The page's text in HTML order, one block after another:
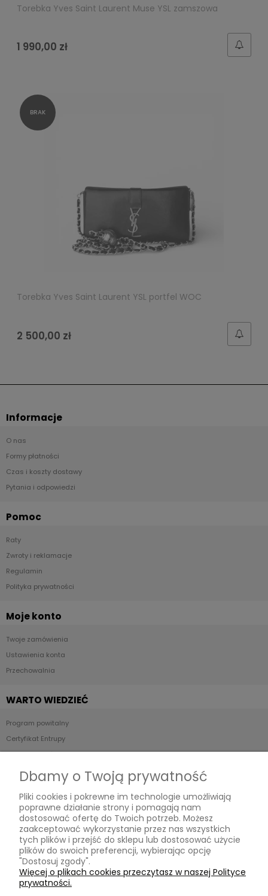
Torebka Yves Saint Laurent Muse YSL zamszowa
1 990,00 zł
Torebka Yves Saint Laurent YSL portfel WOC
2 500,00 zł
Informacje
O nas
Formy płatności
Czas i koszty dostawy
Pytania i odpowiedzi
Pomoc
Raty
Zwroty i reklamacje
Regulamin
Polityka prywatności
Moje konto
Twoje zamówienia
Ustawienia konta
Przechowalnia
WARTO WIEDZIEĆ
Program powitalny
Certyfikat Entrupy
Stan produktów - Skala ocen
POP UP STORE
Relabels
ul. Reymonta 19/91,
01-840 Warszawa,
woj. mazowieckie
Kontakt:
relabelslux@gmail.com,
787 068 174,
pn - pt: 10:00 - 20:00
Dbamy o Twoją prywatność
Pliki cookies i pokrewne im technologie umożliwiają
poprawne działanie strony i pomagają nam
dostosować ofertę do Twoich potrzeb. Możesz
zaakceptować wykorzystanie przez nas wszystkich
tych plików i przejść do sklepu lub dostosować użycie
plików do swoich preferencji, wybierając opcję
"Dostosuj zgody".
Więcej o plikach cookies przeczytasz w naszej Polityce
prywatności.